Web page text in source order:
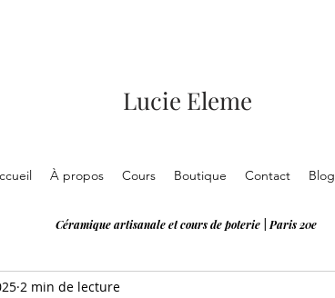
Lucie Eleme
À propos Cours Boutique Contact Blog
Céramique artisanale et cours de poterie | Paris 20e
2 min de lecture